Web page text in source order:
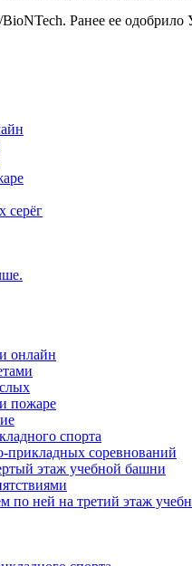
Ранее ее
серёг
онлайн
пожаре
спорта
соревнований
этаж учебной башни
по ней на третий этаж